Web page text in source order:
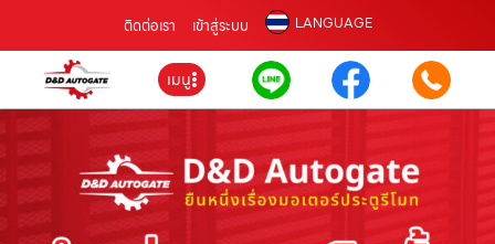
ติดต่อเรา เข้าสู่ระบบ LANGUAGE
เมนู